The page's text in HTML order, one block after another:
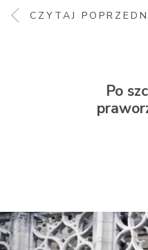
CZYTAJ
Po